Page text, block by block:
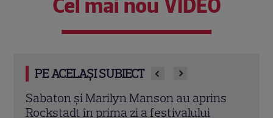
Cel mai nou VIDEO
PE ACELAȘI SUBIECT
De ce să citești “Soți și amanți”? O
poveste despre iubiri imposibile și